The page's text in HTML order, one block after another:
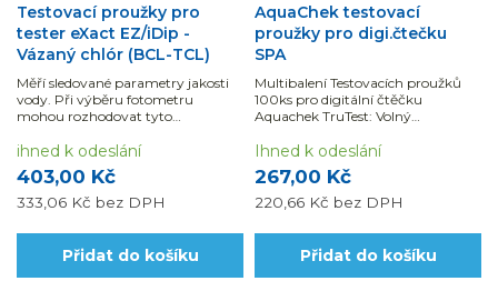
Testovací proužky pro
tester eXact EZ/iDip -
Vázaný chlór (BCL-TCL)
Měří sledované parametry jakosti
vody. Při výběru fotometru
mohou rozhodovat tyto
rychlost, náročnost měření i režim
zobrazení výsledků.
403,00 Kč
333,06 Kč bez DPH
ihned k odeslání
Přidat do košíku
AquaChek testovací
proužky pro digi.čtečku
SPA
Multibalení Testovacích proužků
100ks pro digitální čtěčku
Aquachek TruTest: Volný
kteří pracují s...
267,00 Kč
220,66 Kč bez DPH
Ihned k odeslání
Přidat do košíku